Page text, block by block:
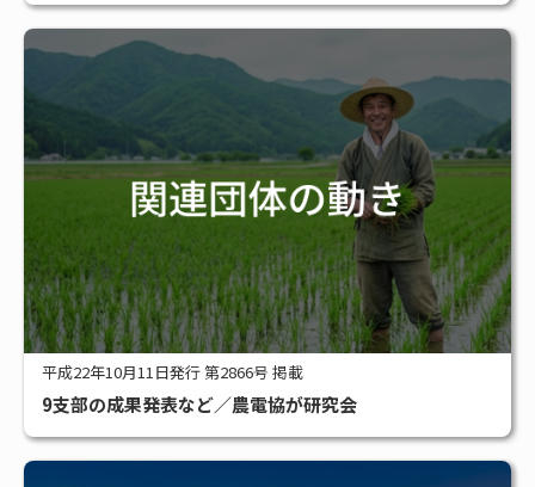
平成22年10月11日発行 第2866号 掲載
9支部の成果発表など／農電協が研究会